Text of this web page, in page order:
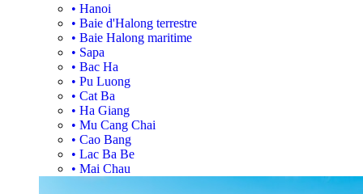
• Hanoi
• Baie d'Halong terrestre
• Baie Halong maritime
• Sapa
• Bac Ha
• Pu Luong
• Cat Ba
• Ha Giang
• Mu Cang Chai
• Cao Bang
• Lac Ba Be
• Mai Chau